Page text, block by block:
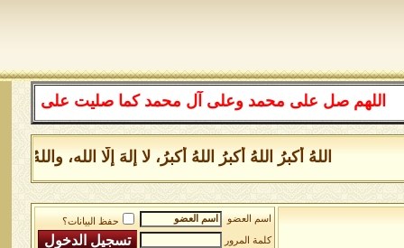
صل على محمد وعلى آل محمد كما صليت على إبراهيم
اللهُ أكبرُ اللهُ أكبرُ اللهُ أكبرُ، لا إلهَ إلَّا الله، واللهُ
اسم العضو
حفظ البيانات؟
كلمة المرور